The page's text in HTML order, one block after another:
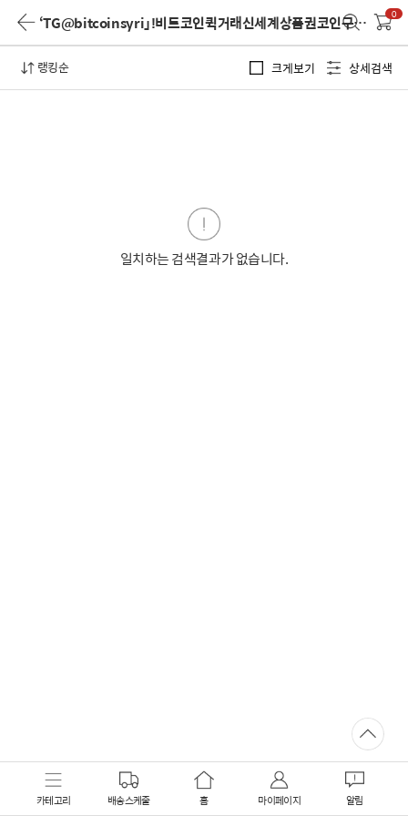
‘TG@bitcoinsyri」ǃ비트코인퀵거래신세계상품권코인구매방법’ 0
랭킹순 크게보기 상세검색
일치하는 검색결과가 없습니다.
카테고리 배송스케줄 홈 마이페이지 알림